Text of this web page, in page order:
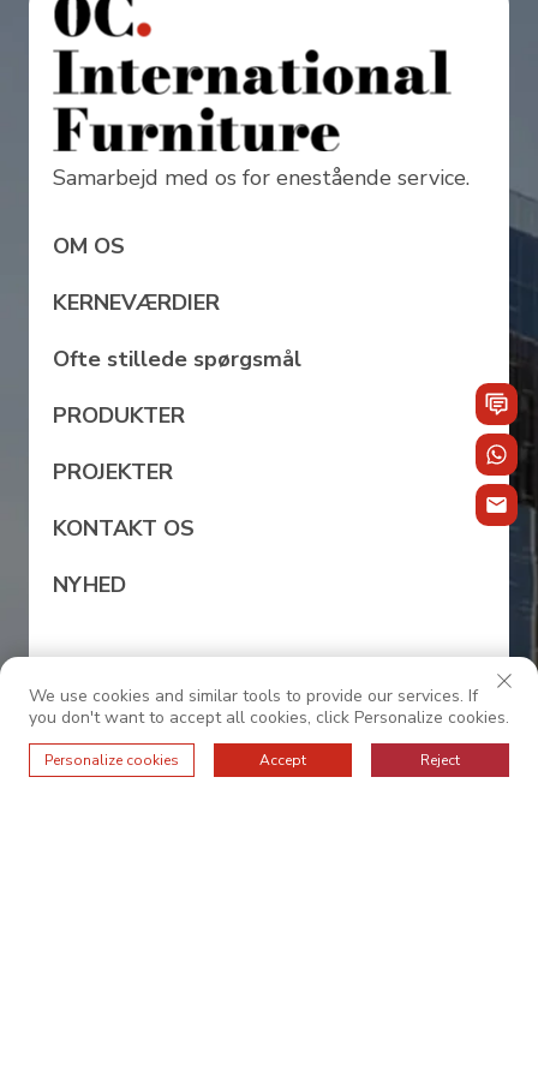
Samarbejd med os for enestående service.
OM OS
KERNEVÆRDIER
Ofte stillede spørgsmål
PRODUKTER
PROJEKTER
KONTAKT OS
NYHED
sales@oc-internationalfurniture.com
We use cookies and similar tools to provide our services. If
you don't want to accept all cookies, click Personalize cookies.
Personalize cookies Accept Reject